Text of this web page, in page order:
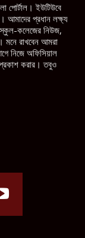
পোর্টাল। ইউটিউবে
আমাদের প্রধান লক্ষ্য
স্কুল-কলেজের নিউজ,
মনে রাখবেন আমরা
নিজে অফিসিয়াল
করার। তবুও